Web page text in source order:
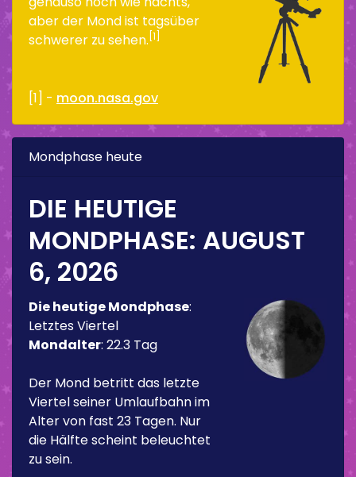
aber der Mond ist tagsüber
schwerer zu sehen. [1]
[1] - moon.nasa.gov
Mondphase heute
DIE HEUTIGE
MONDPHASE: AUGUST
6, 2026
Die heutige Mondphase:
Letztes Viertel
Mondalter: 22.3 Tag
Der Mond betritt das letzte
Viertel seiner Umlaufbahn im
Alter von fast 23 Tagen. Nur
die Hälfte scheint beleuchtet
zu sein.